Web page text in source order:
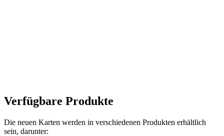
Verfügbare Produkte
Die neuen Karten werden in verschiedenen Produkten erhältlich
sein, darunter: